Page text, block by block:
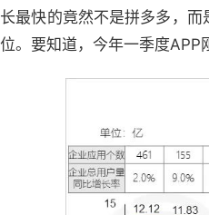
最快的竟然不是拼多多，
。要知道，今年一季度APP